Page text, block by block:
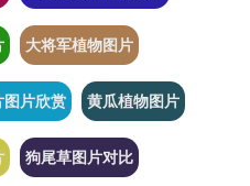
大将军植物图片
片欣赏 黄瓜植物图片
狗尾草图片对比